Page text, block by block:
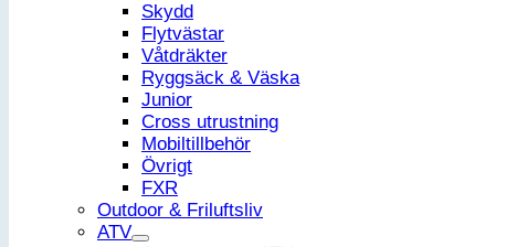
Skydd
Flytvästar
Våtdräkter
Ryggsäck & Väska
Junior
Cross utrustning
Mobiltillbehör
Övrigt
FXR
Outdoor & Friluftsliv
ATV